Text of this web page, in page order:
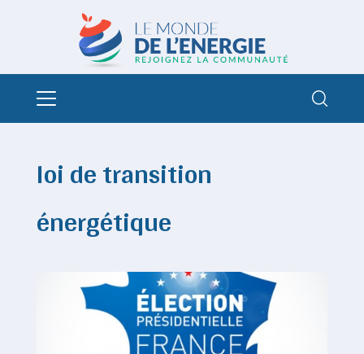
loi de transition
énergétique